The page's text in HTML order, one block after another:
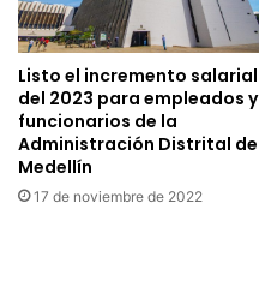
Listo el incremento salarial
del 2023 para empleados y
funcionarios de la
Administración Distrital de
Medellín
17 de noviembre de 2022